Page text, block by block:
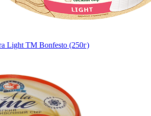
Light TM Bonfesto (250г)